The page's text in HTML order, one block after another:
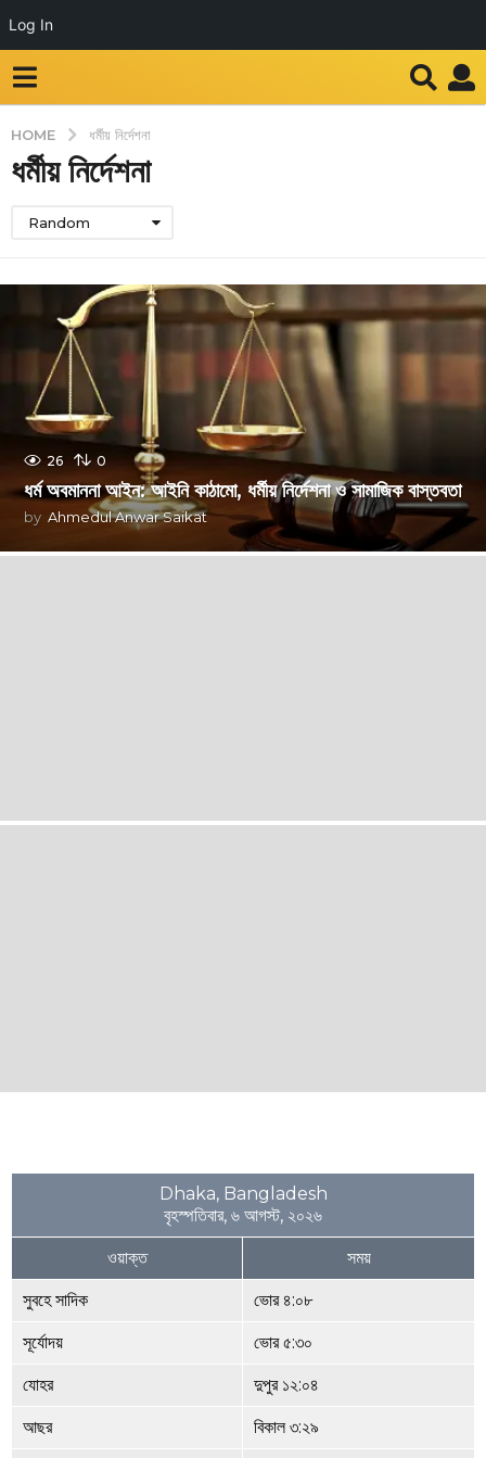
Log In
HOME ধর্মীয় নির্দেশনা
ধর্মীয় নির্দেশনা
Random
26 0
ধর্ম অবমাননা আইন: আইনি কাঠামো, ধর্মীয় নির্দেশনা ও সামাজিক বাস্তবতা
by Ahmedul Anwar Saikat
Dhaka, Bangladesh
বৃহস্পতিবার, ৬ আগস্ট, ২০২৬
ওয়াক্ত সময়
সুবহে সাদিক ভোর ৪:০৮
সূর্যোদয় ভোর ৫:৩০
যোহর দুপুর ১২:০৪
আছর বিকাল ৩:২৯